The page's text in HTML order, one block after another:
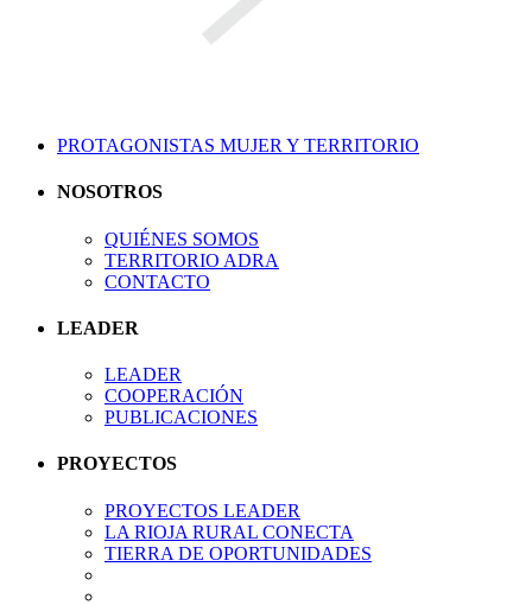
PROTAGONISTAS MUJER Y TERRITORIO
NOSOTROS
QUIÉNES SOMOS
TERRITORIO ADRA
CONTACTO
LEADER
LEADER
COOPERACIÓN
PUBLICACIONES
PROYECTOS
PROYECTOS LEADER
LA RIOJA RURAL CONECTA
TIERRA DE OPORTUNIDADES